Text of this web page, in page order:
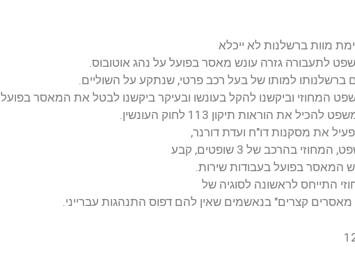
מוות ברשלנות לא ייכלא
לתעבורה גזרה עונש מאסר בפועל על נהג אוטובוס.
ברשלנותו למותו של בעל רכב פרטי, שנתקע על השוליים.
המחוזי וביקשנו להקל בעונשו ובעיקר ביקשנו לבטל את המאסר בפועל
את הוראות תיקון 113 לחוק העונשין.
את מסקנות דו"ח ועדת דורנר,
בהרכב של 3 שופטים, קבע
המאסר בפועל בעבודות שירות.
התייחס לראשונה לסוגיה של
קצרים" בנאשמים שאין להם דפוס התנהגות עברייני.